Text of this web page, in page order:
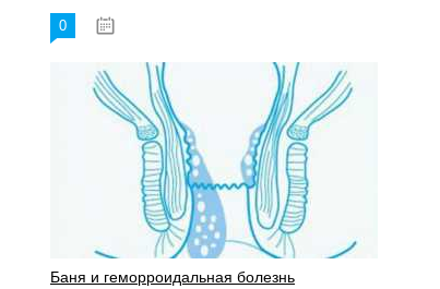
0
Баня и геморроидальная болезнь